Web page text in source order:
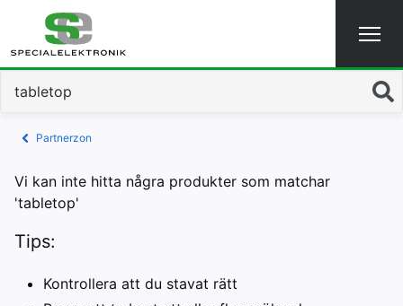
Sök
Partnerzon
Vi kan inte hitta några produkter som matchar
'tabletop'
Tips:
Kontrollera att du stavat rätt